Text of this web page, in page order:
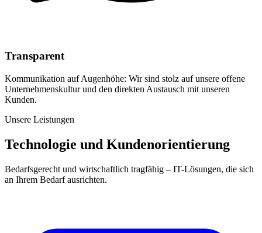
Transparent
Kommunikation auf Augenhöhe: Wir sind stolz auf unsere offene
Unternehmenskultur und den direkten Austausch mit unseren
Kunden.
Unsere Leistungen
Technologie und Kundenorientierung
Bedarfsgerecht und wirtschaftlich tragfähig – IT-Lösungen, die sich
an Ihrem Bedarf ausrichten.